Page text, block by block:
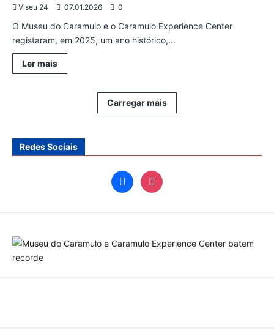
frente
Bombeiros
Tondela
Viseu 24 07.01.2026 0
O Museu do Caramulo e o Caramulo Experience Center
registaram, em 2025, um ano histórico,...
Ler maisLeia
mais
Center
batem
recorde
Carregar mais
Redes Sociais
facebookinstagram